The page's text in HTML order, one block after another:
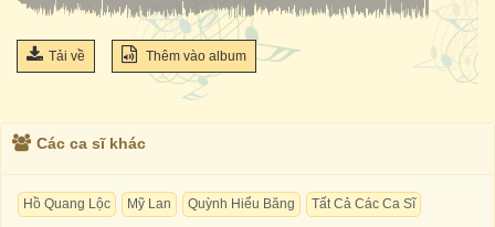
Tải về Thêm vào album
Các ca sĩ khác
Hồ Quang Lộc Mỹ Lan Quỳnh Hiểu Băng Tất Cả Các Ca Sĩ